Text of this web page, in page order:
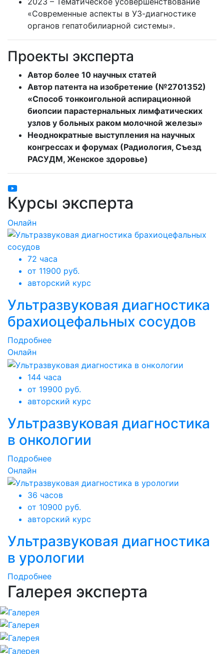
«Современные аспекты в УЗ-диагностике
органов гепатобилиарной системы».
Проекты эксперта
Автор более 10 научных статей
Автор патента на изобретение (№2701352)
«Способ тонкоигольной аспирационной
биопсии парастернальных лимфатических
узлов у больных раком молочной железы»
Неоднократные выступления на научных
конгрессах и форумах (Радиология, Съезд
РАСУДМ, Женское здоровье)
Курсы эксперта
Онлайн
72 часа
от 11900 руб.
авторский курс
Ультразвуковая диагностика
брахиоцефальных сосудов
Подробнее
Онлайн
144 часа
от 19900 руб.
авторский курс
Ультразвуковая диагностика
в онкологии
Подробнее
Онлайн
36 часов
от 10900 руб.
авторский курс
Ультразвуковая диагностика
в урологии
Подробнее
Галерея эксперта